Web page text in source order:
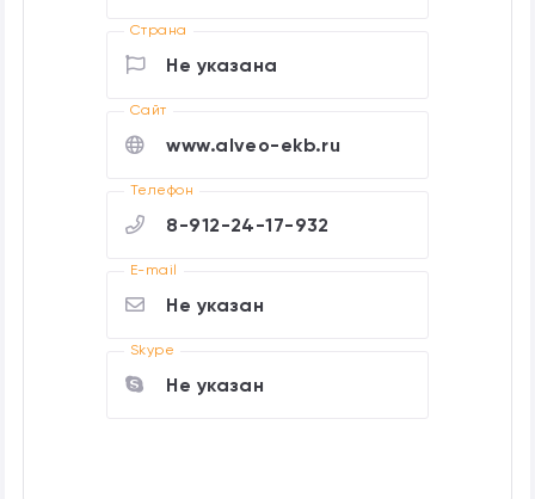
Страна
Не указана
Cайт
www.alveo-ekb.ru
Телефон
8-912-24-17-932
E-mail
Не указан
Skype
Не указан